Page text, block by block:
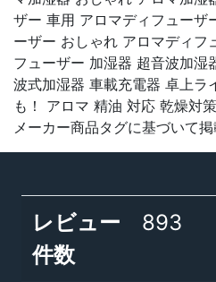
ザー 車用 アロマディフューザ
ーザー おしゃれ アロマディフ
フューザー 加湿器 超音波加湿
波式加湿器 車載充電器 卓上ラ
も！ アロマ 精油 対応 乾燥対
メーカー商品タグに基づいて
レビュー
件数
893